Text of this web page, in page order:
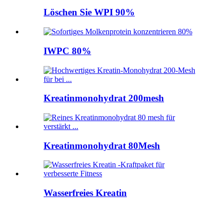
Löschen Sie WPI 90%
IWPC 80%
Kreatinmonohydrat 200mesh
Kreatinmonohydrat 80Mesh
Wasserfreies Kreatin